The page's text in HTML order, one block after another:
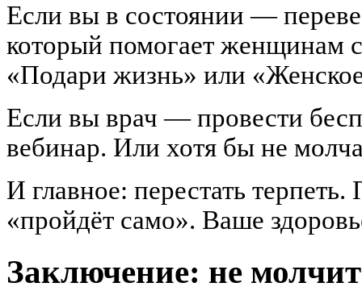
Если вы в состоянии —
который помогает женщинам
«Подари жизнь» или
Если вы врач — провести
вебинар. Или хотя бы не
И главное: перестать терпеть.
«пройдёт само». Ваше
Заключение: не